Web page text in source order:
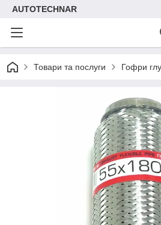
AUTOTECHNAR
Товари та послуги Гофри